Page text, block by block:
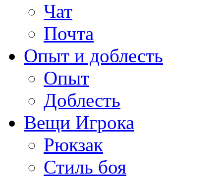
Чат
Почта
Опыт и доблесть
Опыт
Доблесть
Вещи Игрока
Рюкзак
Стиль боя